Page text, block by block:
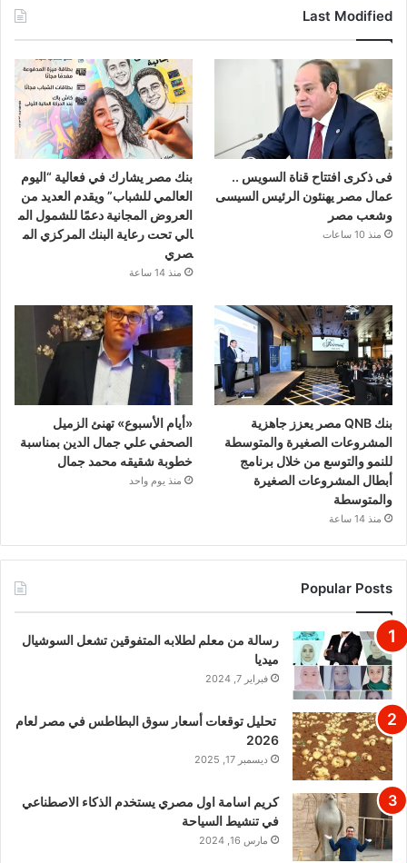
Last Modified
فى ذكرى افتتاح قناة السويس ..
عمال مصر يهنئون الرئيس السيسى
وشعب مصر
منذ 10 ساعات
بنك مصر يشارك في فعالية “اليوم
العالمي للشباب” ويقدم العديد من
العروض المجانية دعمًا للشمول الم
الي تحت رعاية البنك المركزي الم
صري
منذ 14 ساعة
بنك QNB مصر يعزز جاهزية
المشروعات الصغيرة والمتوسطة
للنمو والتوسع من خلال برنامج
أبطال المشروعات الصغيرة
والمتوسطة
منذ 14 ساعة
«أيام الأسبوع» تهنئ الزميل
الصحفي علي جمال الدين بمناسبة
خطوبة شقيقه محمد جمال
منذ يوم واحد
Popular Posts
رسالة من معلم لطلابه المتفوقين تشعل السوشيال
ميديا
فبراير 7, 2024
تحليل توقعات أسعار سوق البطاطس في مصر لعام
2026
ديسمبر 17, 2025
كريم اسامة اول مصري يستخدم الذكاء الاصطناعي
في تنشيط السياحة
مارس 16, 2024